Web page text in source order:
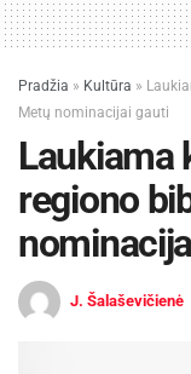
AD VERUM
Pradžia » Kultūra »
Metų nominacijai gauti
Laukiama
regiono
J. Šalaševičienė